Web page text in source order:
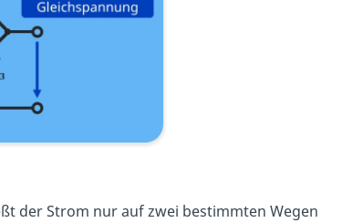
der Strom nur auf zwei bestimmten Wegen